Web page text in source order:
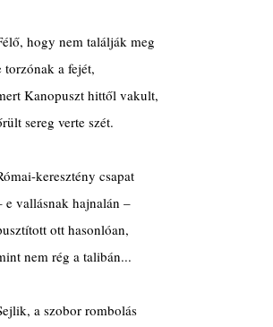
hogy nem találják meg
torzónak a fejét,
Kanopuszt hittől vakult,
sereg verte szét.
keresztény csapat
e vallásnak hajnalán –
ott hasonlóan,
nem rég a talibán...
a szobor rombolás